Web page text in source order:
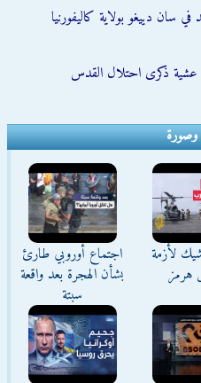
دييغو بولاية كاليفورنيا
ذكرى احتلال القدس
لأزمة
هرمز
اجتماع أوروبي طارئ
بشأن الهجرة بعد واقعة
سبتة